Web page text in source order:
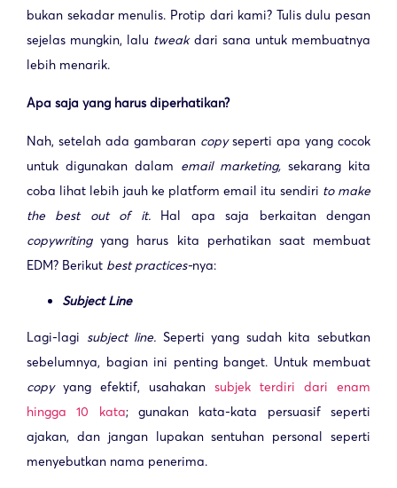
bukan sekadar menulis. Protip dari kami? Tulis dulu pesan
sejelas mungkin, lalu tweak dari sana untuk membuatnya
lebih menarik.
Apa saja yang harus diperhatikan?
Nah, setelah ada gambaran copyseperti apa yang cocok
untuk digunakan dalam email marketing, sekarang kita
coba lihat lebih jauh ke platform email itu sendiri to make
the best out of it. Hal apa saja berkaitan dengan
copywritingyang harus kita perhatikan saat membuat
EDM? Berikut best practices-nya:
Subject Line
Lagi-lagi subject line. Seperti yang sudah kita sebutkan
sebelumnya, bagian ini penting banget. Untuk membuat
copy yang efektif, usahakan subjek terdiri dari enam
hingga 10 kata; gunakan kata-kata persuasif seperti
ajakan, dan jangan lupakan sentuhan personal seperti
menyebutkan nama penerima.